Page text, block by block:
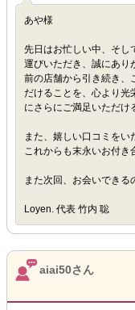
あや様
先日はお忙しい中、そし
運びいただき、誠にあり
前の店舗から引き続き、
だけることを、心より光
にさらにご満足いただけ
また、嬉しい口コミをい
これからも末永いお付き
また次回、お会いできる
Loyen. 代表 竹内 聡
aiai50さん